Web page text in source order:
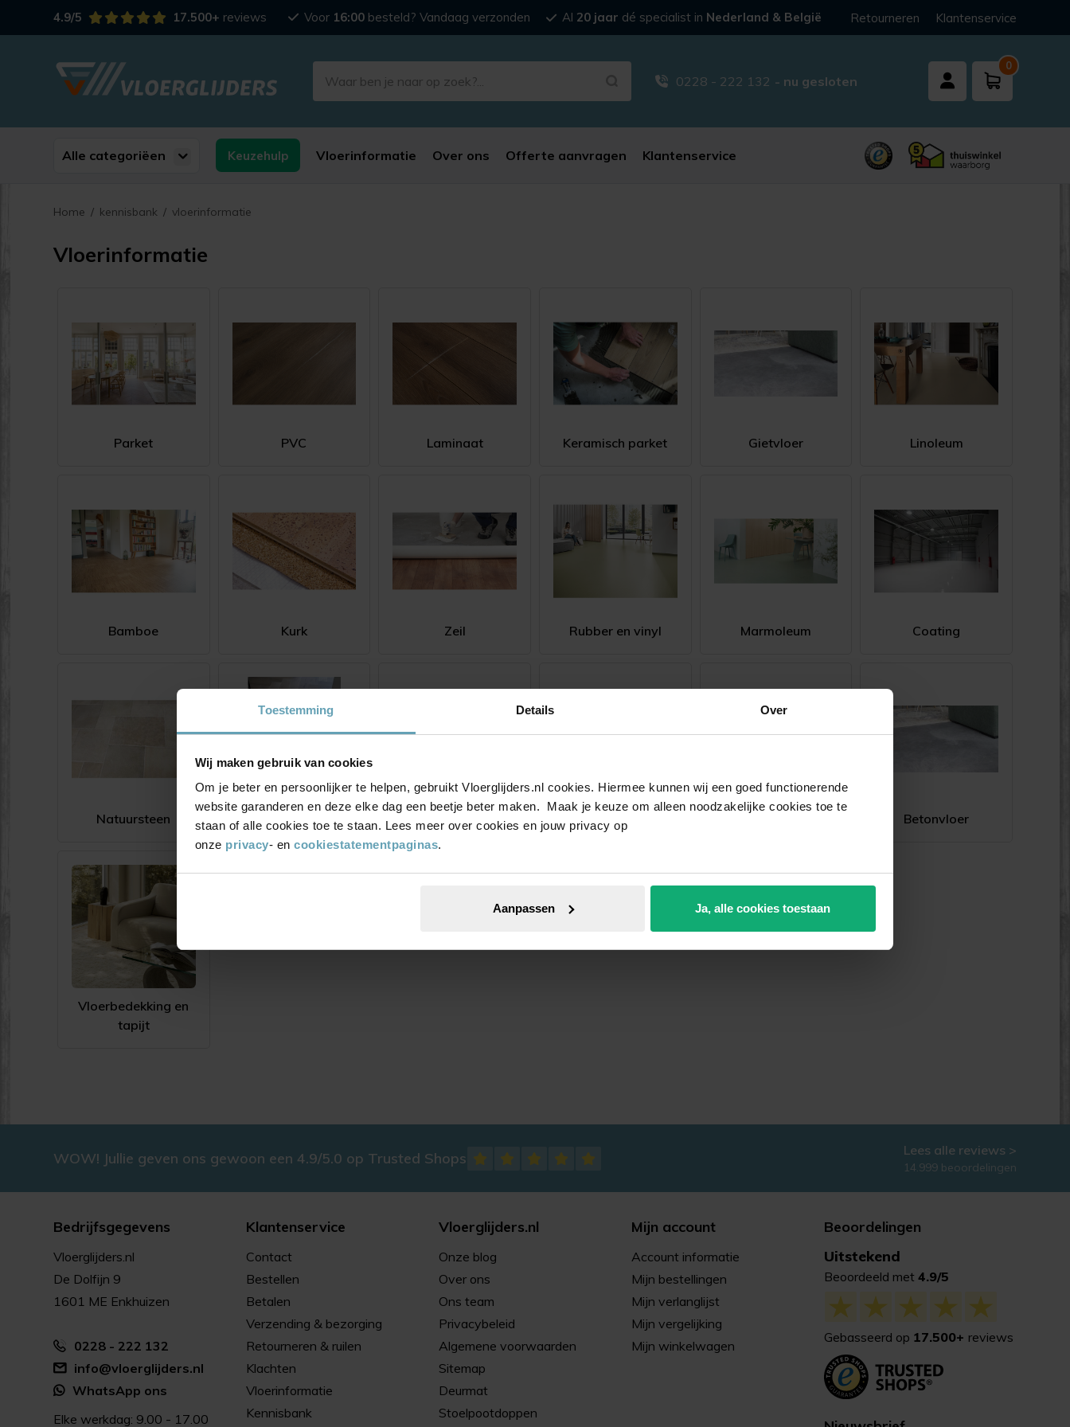
Toestemming Details Over
Wij maken gebruik van cookies
Om je beter en persoonlijker te helpen, gebruikt Vloerglijders.nl cookies. Hiermee kunnen wij een goed functionerende
website garanderen en deze elke dag een beetje beter maken. Maak je keuze om alleen noodzakelijke cookies toe te
staan of alle cookies toe te staan. Lees meer over cookies en jouw privacy op
onze privacy- en cookiestatementpaginas.
Aanpassen Ja, alle cookies toestaan
4.9/5 17.500+ reviews Voor 16:00besteld? Vandaag verzonden Al 20 jaar dé specialist in Nederland & België Retourneren Klantenservice
0228 - 222 132 - nu gesloten
0
Alle categoriëen Keuzehulp Vloerinformatie Over ons Offerte aanvragen Klantenservice
Home / kennisbank / vloerinformatie
Vloerinformatie
Parket PVC Laminaat Keramisch parket Gietvloer Linoleum
Bamboe Kurk Zeil Rubber en vinyl Marmoleum Coating
Natuursteen Plavuizen Vlakke tegels Betonvloer
Vloerbedekking en
tapijt
WOW! Jullie geven ons gewoon een 4.9/5.0 op Trusted Shops Lees alle reviews >
14.999 beoordelingen
Bedrijfsgegevens
Vloerglijders.nl
De Dolfijn 9
1601 ME Enkhuizen
0228 - 222 132
info@vloerglijders.nl
WhatsApp ons
Elke werkdag: 9.00 - 17.00
Klantenservice
Contact
Bestellen
Betalen
Verzending & bezorging
Retourneren & ruilen
Klachten
Vloerinformatie
Kennisbank
Vloerglijders.nl
Onze blog
Over ons
Ons team
Privacybeleid
Algemene voorwaarden
Sitemap
Deurmat
Stoelpootdoppen
Mijn account
Account informatie
Mijn bestellingen
Mijn verlanglijst
Mijn vergelijking
Mijn winkelwagen
Beoordelingen
Uitstekend
Beoordeeld met 4.9/5
Gebasseerd op 17.500+ reviews